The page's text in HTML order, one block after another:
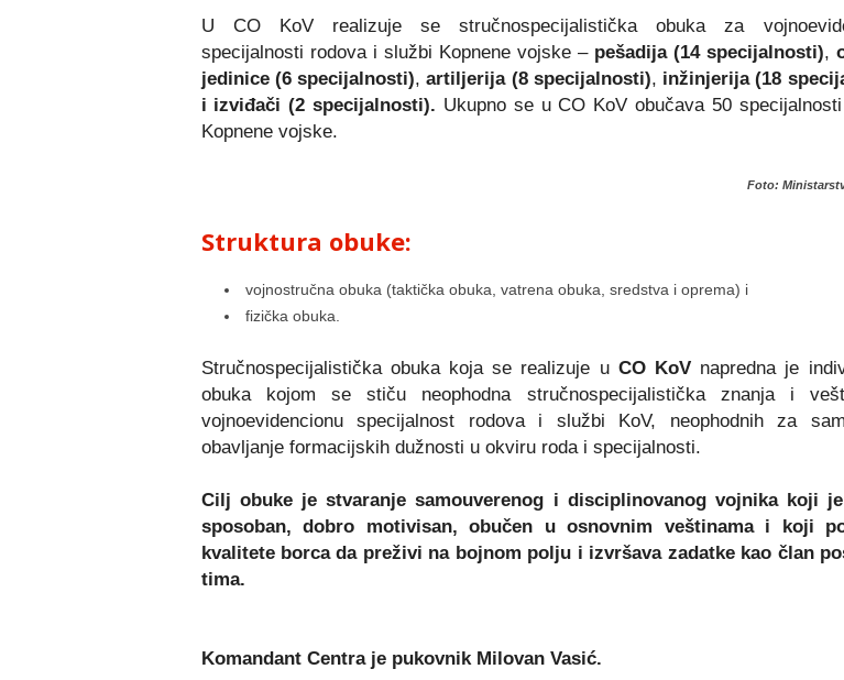
U CO KoV realizuje se stručnospecijalistička obuka za
specijalnosti rodova i službi Kopnene vojske – pešadija (14 specijalnosti),
jedinice (6 specijalnosti),artiljerija (8 specijalnosti), inžinjerija (18
i izviđači (2 specijalnosti). Ukupno se u CO KoV obučava 50
Kopnene vojske.
Foto:
Struktura obuke:
vojnostručna obuka (taktička obuka, vatrena obuka, sredstva i oprema) i
fizička obuka.
Stručnospecijalistička obuka koja se realizuje u CO KoVnapredna je
obuka kojom se stiču neophodna stručnospecijalistička znanja i
vojnoevidencionu specijalnost rodova i službi KoV, neophodnih za
obavljanje formacijskih dužnosti u okviru roda i specijalnosti.
Cilj obuke je stvaranje samouverenog i disciplinovanog vojnika koji
sposoban, dobro motivisan, obučen u osnovnim veštinama i koji
kvalitete borca da preživi na bojnom polju i izvršava zadatke kao član
tima.
Komandant Centra je pukovnik Milovan Vasić.